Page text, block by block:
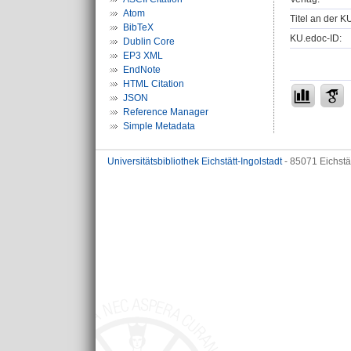
Atom
BibTeX
Dublin Core
EP3 XML
EndNote
HTML Citation
JSON
Reference Manager
Simple Metadata
Titel an der
KU.edoc-ID:
Universitätsbibliothek Eichstätt-Ingolstadt- 85071